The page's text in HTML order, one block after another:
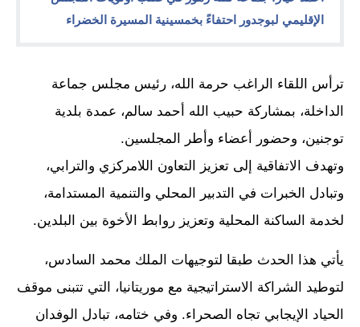
الإقليمي لبوجدور احتفاءً بخمسينية المسيرة الخضراء
ترأس اللقاء الراغب حرمة الله، رئيس مجلس جماعة
الداخلة، بمشاركة حبيب الله أحمد سالم، عمدة بلدية
توجنين، وحضور أعضاء وأطر المجلسين.
وتهدف الاتفاقية إلى تعزيز التعاون اللامركزي والترابي،
وتبادل الخبرات في التدبير المحلي والتنمية المستدامة،
لخدمة الساكنة المحلية وتعزيز روابط الأخوة بين البلدين.
يأتي هذا الحدث طبقا لتوجيهات الملك محمد السادس،
لتوطيد الشراكة الاستراتيجية مع موريتانيا، التي تتبنى موقف
الحياد الإيجابي تجاه الصحراء. وفي ختامه، تبادل الوفدان